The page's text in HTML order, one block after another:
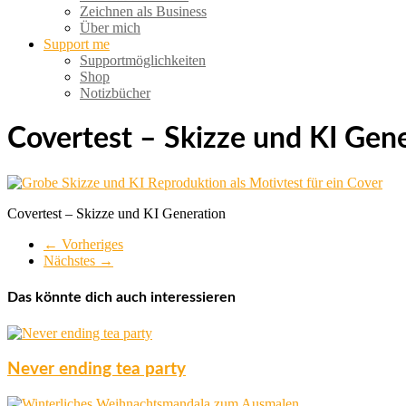
Zeichnen als Business
Über mich
Support me
Supportmöglichkeiten
Shop
Notizbücher
Covertest – Skizze und KI
Covertest – Skizze und KI Generation
← Vorheriges
Nächstes →
Das könnte dich auch interessieren
Never ending tea party